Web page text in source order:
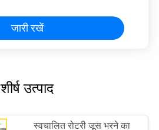
जारी रखें
शीर्ष उत्पाद
स्वचालित रोटरी जूस भरने का